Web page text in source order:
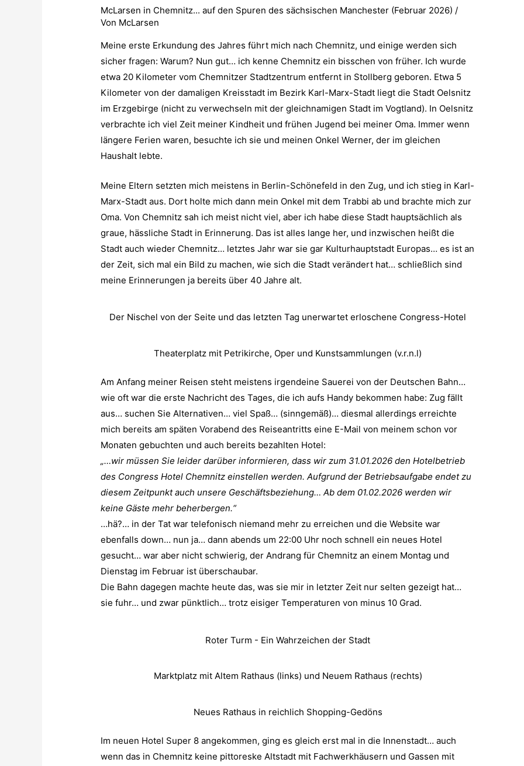
McLarsen in Chemnitz... auf den Spuren des sächsischen Manchester (Februar 2026) /
Von McLarsen
Meine erste Erkundung des Jahres führt mich nach Chemnitz, und einige werden sich
sicher fragen: Warum? Nun gut… ich kenne Chemnitz ein bisschen von früher. Ich wurde
etwa 20 Kilometer vom Chemnitzer Stadtzentrum entfernt in Stollberg geboren. Etwa 5
Kilometer von der damaligen Kreisstadt im Bezirk Karl-Marx-Stadt liegt die Stadt Oelsnitz
im Erzgebirge (nicht zu verwechseln mit der gleichnamigen Stadt im Vogtland). In Oelsnitz
verbrachte ich viel Zeit meiner Kindheit und frühen Jugend bei meiner Oma. Immer wenn
längere Ferien waren, besuchte ich sie und meinen Onkel Werner, der im gleichen
Haushalt lebte.
Meine Eltern setzten mich meistens in Berlin-Schönefeld in den Zug, und ich stieg in Karl-
Marx-Stadt aus. Dort holte mich dann mein Onkel mit dem Trabbi ab und brachte mich zur
Oma. Von Chemnitz sah ich meist nicht viel, aber ich habe diese Stadt hauptsächlich als
graue, hässliche Stadt in Erinnerung. Das ist alles lange her, und inzwischen heißt die
Stadt auch wieder Chemnitz… letztes Jahr war sie gar Kulturhauptstadt Europas… es ist an
der Zeit, sich mal ein Bild zu machen, wie sich die Stadt verändert hat… schließlich sind
meine Erinnerungen ja bereits über 40 Jahre alt.
Der Nischel von der Seite und das letzten Tag unerwartet erloschene Congress-Hotel
Theaterplatz mit Petrikirche, Oper und Kunstsammlungen (v.r.n.l)
Am Anfang meiner Reisen steht meistens irgendeine Sauerei von der Deutschen Bahn…
wie oft war die erste Nachricht des Tages, die ich aufs Handy bekommen habe: Zug fällt
aus… suchen Sie Alternativen… viel Spaß… (sinngemäß)… diesmal allerdings erreichte
mich bereits am späten Vorabend des Reiseantritts eine E-Mail von meinem schon vor
Monaten gebuchten und auch bereits bezahlten Hotel:
„…wir müssen Sie leider darüber informieren, dass wir zum 31.01.2026 den Hotelbetrieb
des Congress Hotel Chemnitz einstellen werden. Aufgrund der Betriebsaufgabe endet zu
diesem Zeitpunkt auch unsere Geschäftsbeziehung… Ab dem 01.02.2026 werden wir
keine Gäste mehr beherbergen.“
…hä?… in der Tat war telefonisch niemand mehr zu erreichen und die Website war
ebenfalls down… nun ja… dann abends um 22:00 Uhr noch schnell ein neues Hotel
gesucht… war aber nicht schwierig, der Andrang für Chemnitz an einem Montag und
Dienstag im Februar ist überschaubar.
Die Bahn dagegen machte heute das, was sie mir in letzter Zeit nur selten gezeigt hat…
sie fuhr… und zwar pünktlich… trotz eisiger Temperaturen von minus 10 Grad.
Roter Turm - Ein Wahrzeichen der Stadt
Marktplatz mit Altem Rathaus (links) und Neuem Rathaus (rechts)
Neues Rathaus in reichlich Shopping-Gedöns
Im neuen Hotel Super 8 angekommen, ging es gleich erst mal in die Innenstadt… auch
wenn das in Chemnitz keine pittoreske Altstadt mit Fachwerkhäusern und Gassen mit